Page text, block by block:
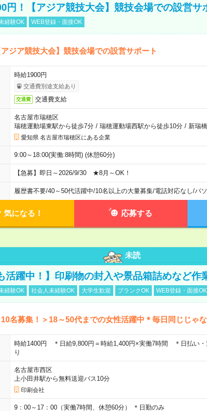
円！【アジア競技大会】競技会場での設営サ
経験OK WEB登録・面接OK
アジア競技大会】競技会場での設営サポート
時給1900円
交通費別途支給あり
交通費 交通費支給
名古屋市瑞穂区
瑞穂運動場東駅から徒歩7分/ 瑞穂運動場西駅から徒歩10分/ 新瑞
愛知県 名古屋市瑞穂区にある企業
9:00～18:00(実働:8時間) (休憩60分)
【急募】即日～2026/9/30 ★8月～OK！
履歴書不要/40～50代活躍中/10名以上の大量募集/電話対応なし/パ
気になる！ 応募する
未読
活躍中！】印刷物の封入や景品箱詰めなど作
経験OK 社会人未経験OK 大学生歓迎 ブランクOK WEB登録・面接OK
10名募集！＞18～50代までの女性活躍中＊毎日同じじゃ
時給1400円 ＊日給9,800円＝時給1,400円×実働7時間 ＊日払い・
り
名古屋市西区
上小田井駅から無料送迎バス10分
印刷会社
9：00～17：00（実働7時間、休憩60分） ＊日勤のみ